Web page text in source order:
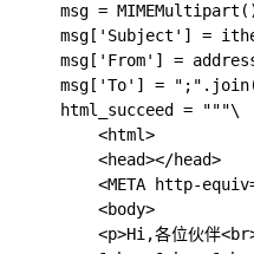
msg =
msg['Subject'] =
msg['From'] =
msg['To'] =
    html_succeed = """\
        <html>
        <head></head>
<META http-
        <body>
<p>Hi,各位伙伴